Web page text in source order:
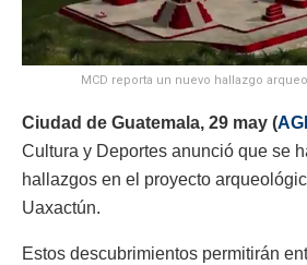
MCD reporta un nuevo hallazgo
Ciudad de Guatemala, 29 may (
Cultura y Deportes anunció que se
hallazgos en el proyecto
Uaxactún.
Estos descubrimientos permitirán